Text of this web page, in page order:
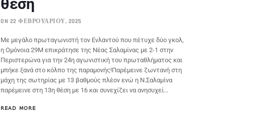
θέση
ON 22 ΦΕΒΡΟΥΑΡΊΟΥ, 2025
Με μεγάλο πρωταγωνιστή τον Ενλαντού που πέτυχε δύο γκολ,
η Ομόνοια 29Μ επικράτησε της Νέας Σαλαμίνας με 2-1 στην
Περιστερώνα για την 24η αγωνιστική του πρωταθλήματος και
μπήκε ξανά στο κόλπο της παραμονής!Παρέμεινε ζωντανή στη
μάχη της σωτηρίας με 13 βαθμούς πλέον ενώ η Ν.Σαλαμίνα
παρέμεινε στη 13η θέση με 16 και συνεχίζει να ανησυχεί...
READ MORE